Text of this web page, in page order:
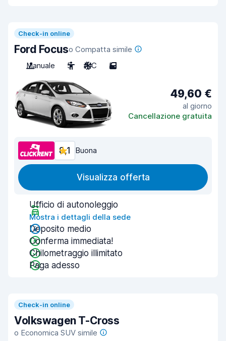
Check-in online
Ford Focuso Compatta simile
Manuale
5 A/C 5
49,60 €
al giorno
Cancellazione gratuita
8,1 Buona
Visualizza offerta
Ufficio di autonoleggio
Mostra i dettagli della sede
Deposito medio
Conferma immediata!
Chilometraggio illimitato
Paga adesso
Check-in online
Volkswagen T-Cross
o Economica SUV simile